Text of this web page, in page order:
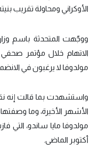
الأوكراني ومحاولة تقريب
ووجّهت المتحدثة باسم وزارة
الاتهام خلال مؤتمر
مولدوفا لا يرغبون في
واستشهدت بما قالت إنه
الأشهر الأخيرة، وما
مولدوفا مايا ساندو، التي
أكتوبر الماضي.